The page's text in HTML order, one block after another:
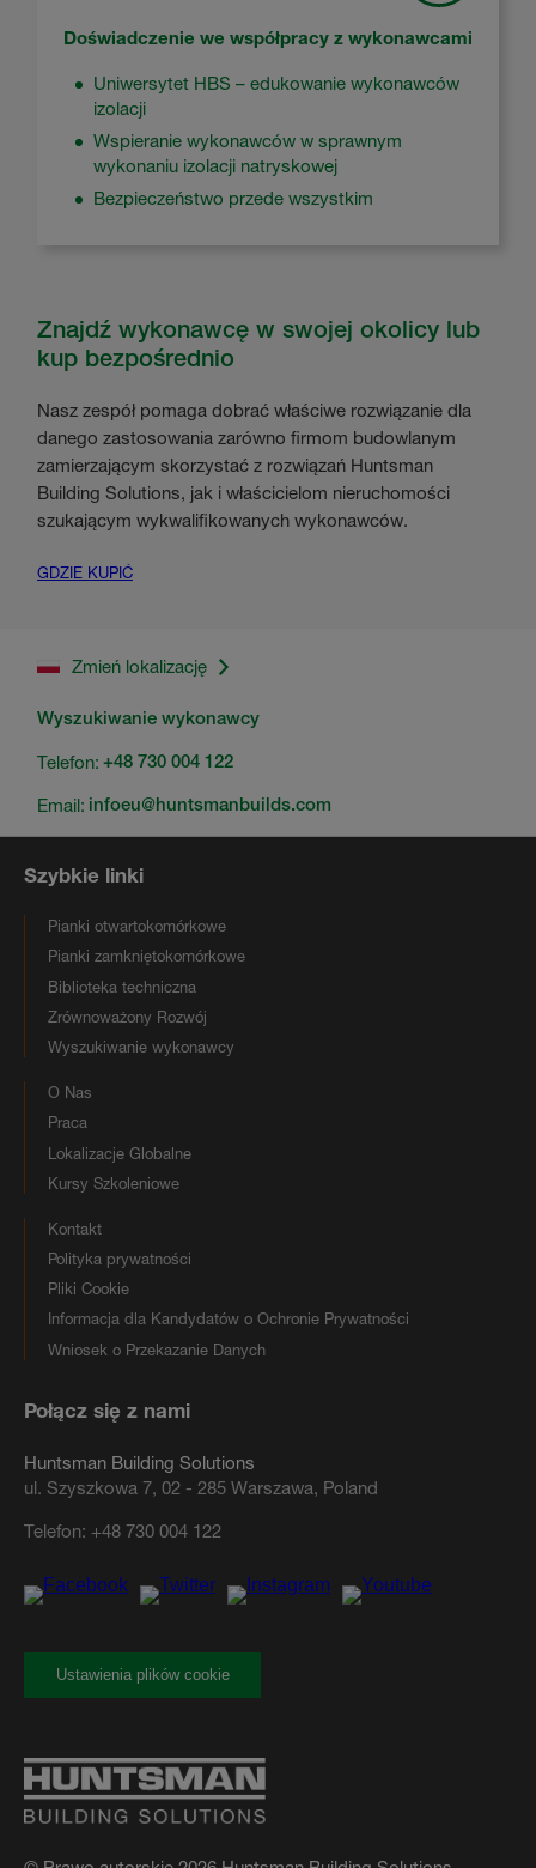
Doświadczenie we współpracy z wykonawcami
Uniwersytet HBS – edukowanie wykonawców
izolacji
Wspieranie wykonawców w sprawnym
wykonaniu izolacji natryskowej
Bezpieczeństwo przede wszystkim
Znajdź wykonawcę w swojej okolicy lub
kup bezpośrednio
Nasz zespół pomaga dobrać właściwe rozwiązanie dla
danego zastosowania zarówno firmom budowlanym
zamierzającym skorzystać z rozwiązań Huntsman
Building Solutions, jak i właścicielom nieruchomości
szukającym wykwalifikowanych wykonawców.
GDZIE KUPIĆ
Zmień lokalizację
Wyszukiwanie wykonawcy
Telefon: +48 730 004 122
Email: infoeu@huntsmanbuilds.com
Szybkie linki
Pianki otwartokomórkowe
Pianki zamkniętokomórkowe
Biblioteka techniczna
Zrównoważony Rozwój
Wyszukiwanie wykonawcy
O Nas
Praca
Lokalizacje Globalne
Kursy Szkoleniowe
Kontakt
Polityka prywatności
Pliki Cookie
Informacja dla Kandydatów o Ochronie Prywatności
Wniosek o Przekazanie Danych
Połącz się z nami
Huntsman Building Solutions
ul. Szyszkowa 7, 02 - 285 Warszawa, Poland
Telefon: +48 730 004 122
Ustawienia plików cookie